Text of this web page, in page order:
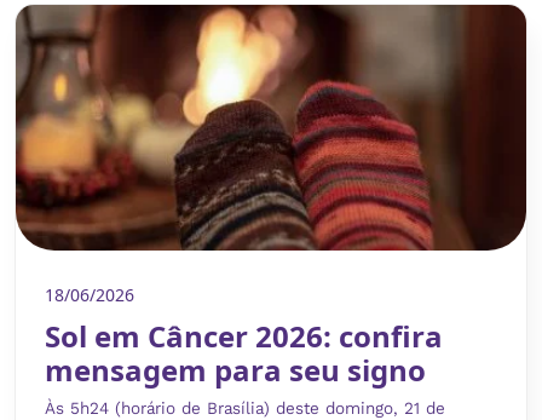
18/06/2026
Sol em Câncer 2026: confira
mensagem para seu signo
Às 5h24 (horário de Brasília) deste domingo, 21 de